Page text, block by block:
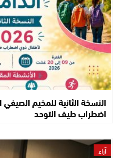
النسخة الثانية للمخيم
اضطراب طيف التوحد
آراء